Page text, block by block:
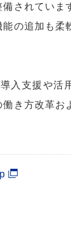
されていま
の追加も柔
入支援や活
き方改革お